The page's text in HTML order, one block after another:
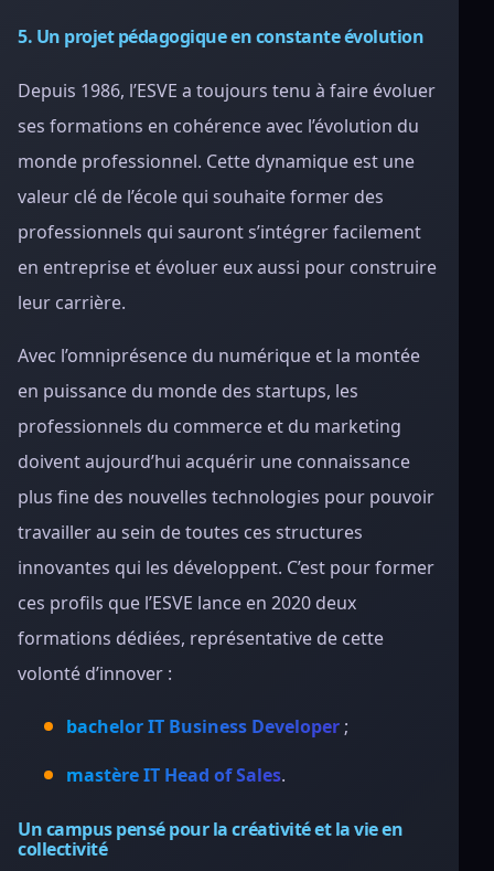
5. Un projet pédagogique en constante évolution
Depuis 1986, l’ESVE a toujours tenu à faire évoluer
ses formations en cohérence avec l’évolution du
monde professionnel. Cette dynamique est une
valeur clé de l’école qui souhaite former des
professionnels qui sauront s’intégrer facilement
en entreprise et évoluer eux aussi pour construire
leur carrière.
Avec l’omniprésence du numérique et la montée
en puissance du monde des startups, les
professionnels du commerce et du marketing
doivent aujourd’hui acquérir une connaissance
plus fine des nouvelles technologies pour pouvoir
travailler au sein de toutes ces structures
innovantes qui les développent. C’est pour former
ces profils que l’ESVE lance en 2020 deux
formations dédiées, représentative de cette
volonté d’innover :
bachelor IT Business Developer ;
mastère IT Head of Sales.
Un campus pensé pour la créativité et la vie en
collectivité